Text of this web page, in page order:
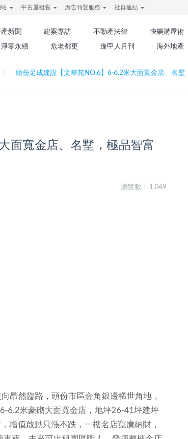
站 中古屋租售 廣告刊登服務 社群連結
產新聞 建案專訪 不動產法律
快樂購屋術
淨零永續 危老都更 逢甲人月刊 海外地產
頭份足成建設【文華苑NO.6】6-6.2米大面寬金店、名墅
面寬金店、名墅，極品智富
瀏覽數 : 1,049
昂然臨路，頭份市區金角銀邊稀世角地，
6.2米豪砌大面寬金店，地坪26-41坪建坪
增值啟動只漲不跌，一樓名店寬廣納財，